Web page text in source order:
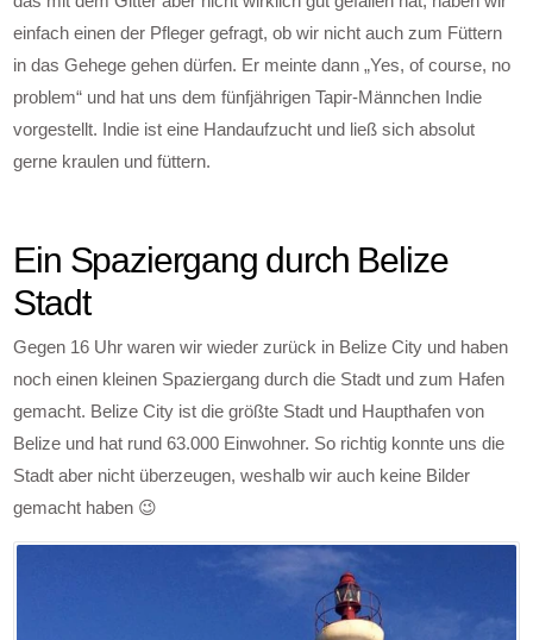
einfach einen der Pfleger gefragt, ob wir nicht auch zum Füttern
in das Gehege gehen dürfen. Er meinte dann „Yes, of course, no
problem“ und hat uns dem fünfjährigen Tapir-Männchen Indie
vorgestellt. Indie ist eine Handaufzucht und ließ sich absolut
gerne kraulen und füttern.
Ein Spaziergang durch Belize
Stadt
Gegen 16 Uhr waren wir wieder zurück in Belize City und haben
noch einen kleinen Spaziergang durch die Stadt und zum Hafen
gemacht. Belize City ist die größte Stadt und Haupthafen von
Belize und hat rund 63.000 Einwohner. So richtig konnte uns die
Stadt aber nicht überzeugen, weshalb wir auch keine Bilder
gemacht haben 😉